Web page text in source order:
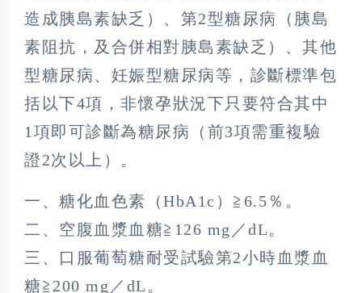
造成胰島素缺乏）、第2型糖尿病（胰島
素阻抗，及合併相對胰島素缺乏）、其他
型糖尿病、妊娠型糖尿病等，診斷標準包
括以下4項，非懷孕狀況下只要符合其中
1項即可診斷為糖尿病（前3項需重複驗
證2次以上）。
一、糖化血色素（HbA1c）≧6.5％。
二、空腹血漿血糖≧126 mg／dL。
三、口服葡萄糖耐受試驗第2小時血漿血
糖≧200 mg／dL。